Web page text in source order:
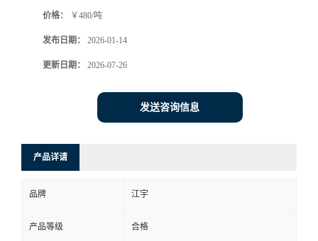
价格： ￥480/吨
发布日期： 2026-01-14
更新日期： 2026-07-26
发送咨询信息
产品详请
品牌 江宇
产品等级 合格